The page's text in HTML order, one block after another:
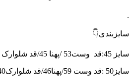
.
سایزبندی👇
سایز 45:قد وست53 /پهنا 45/قد شلوارک 34/قد تا فاق 24
سایز50 :قد وست 59/پهنا46/قد شلوارک40 /قد تا فاق 24